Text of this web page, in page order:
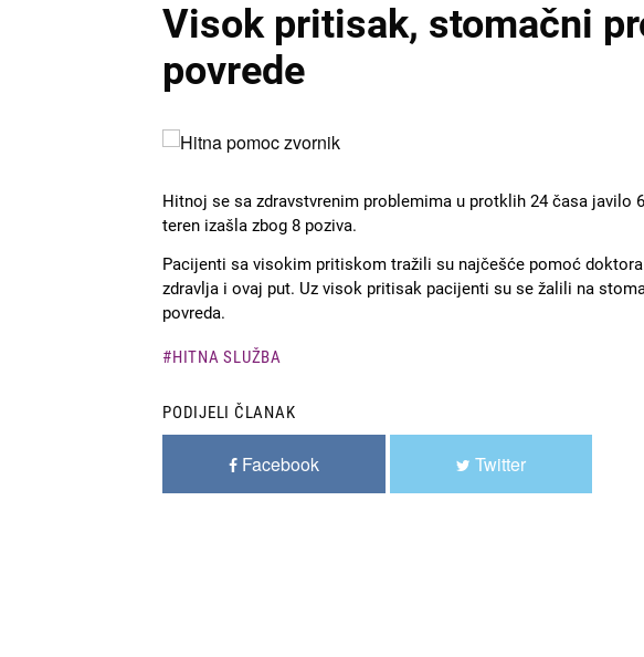
Visok pritisak, stomačni
povrede
Slika
Hitnoj se sa zdravstvrenim problemima u protklih 24 časa javilo
teren izašla zbog 8 poziva.
Pacijenti sa visokim pritiskom tražili su najčešće pomoć
zdravlja i ovaj put. Uz visok pritisak pacijenti su se žalili na
povreda.
HITNA SLUŽBA
PODIJELI ČLANAK
Facebook Twitter